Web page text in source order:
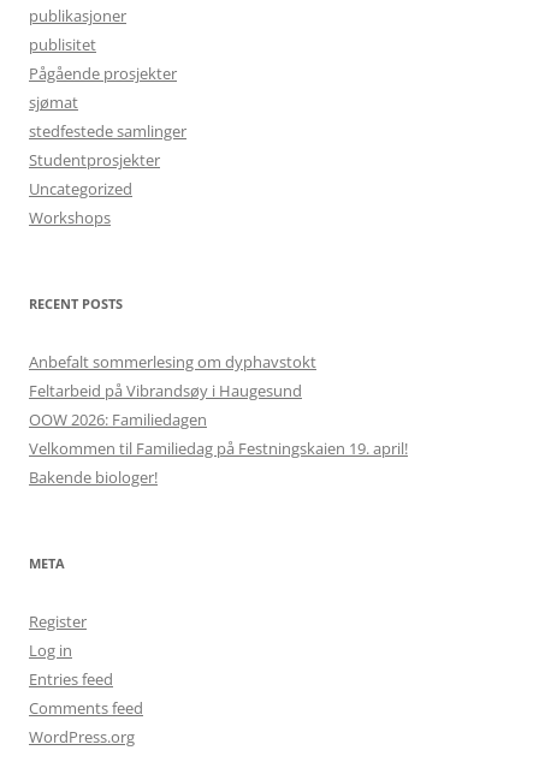
publikasjoner
publisitet
Pågående prosjekter
sjømat
stedfestede samlinger
Studentprosjekter
Uncategorized
Workshops
RECENT POSTS
Anbefalt sommerlesing om dyphavstokt
Feltarbeid på Vibrandsøy i Haugesund
OOW 2026: Familiedagen
Velkommen til Familiedag på Festningskaien 19. april!
Bakende biologer!
META
Register
Log in
Entries feed
Comments feed
WordPress.org